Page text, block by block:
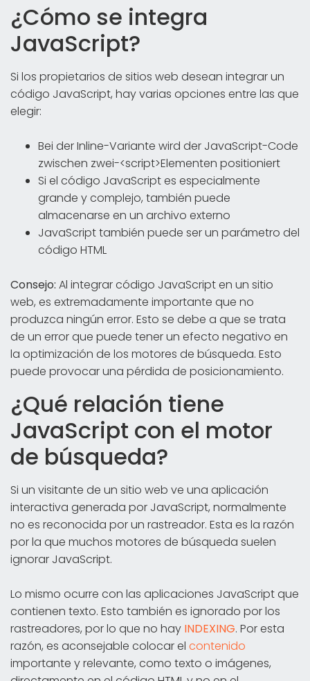
¿Cómo se integra
JavaScript?
Si los propietarios de sitios web desean integrar un
código JavaScript, hay varias opciones entre las que
elegir:
Bei der Inline-Variante wird der JavaScript-Code
zwischen zwei-<script>Elementen positioniert
Si el código JavaScript es especialmente
grande y complejo, también puede
almacenarse en un archivo externo
JavaScript también puede ser un parámetro del
código HTML
Consejo: Al integrar código JavaScript en un sitio
web, es extremadamente importante que no
produzca ningún error. Esto se debe a que se trata
de un error que puede tener un efecto negativo en
la optimización de los motores de búsqueda. Esto
puede provocar una pérdida de posicionamiento.
¿Qué relación tiene
JavaScript con el motor
de búsqueda?
Si un visitante de un sitio web ve una aplicación
interactiva generada por JavaScript, normalmente
no es reconocida por un rastreador. Esta es la razón
por la que muchos motores de búsqueda suelen
ignorar JavaScript.
Lo mismo ocurre con las aplicaciones JavaScript que
contienen texto. Esto también es ignorado por los
rastreadores, por lo que no hay INDEXING. Por esta
razón, es aconsejable colocar el contenido
importante y relevante, como texto o imágenes,